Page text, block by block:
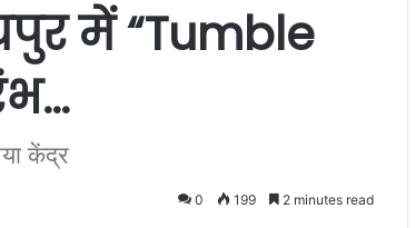
में “Tumble
केंद्र
0 199 2 minutes read